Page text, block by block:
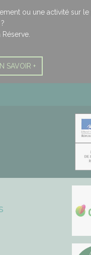
ou une activité sur
SAVOIR +